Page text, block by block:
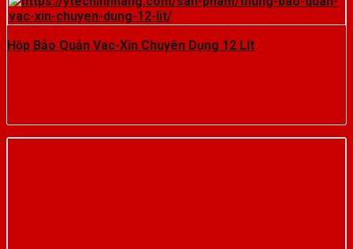
Hộp Bảo Quản Vac-Xin Chuyên Dụng 12 Lít